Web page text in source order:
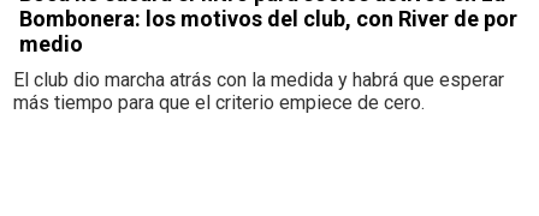
Bombonera: los motivos del club, con River de por
medio
El club dio marcha atrás con la medida y habrá que esperar
más tiempo para que el criterio empiece de cero.